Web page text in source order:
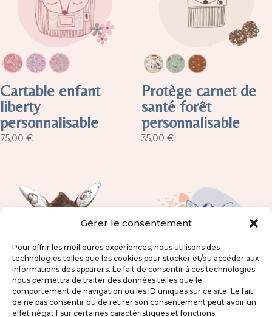
Gérer le consentement
Pour offrir les meilleures expériences, nous utilisons des
technologies telles que les cookies pour stocker et/ou accéder aux
informations des appareils. Le fait de consentir à ces technologies
nous permettra de traiter des données telles que le
comportement de navigation ou les ID uniques sur ce site. Le fait
de ne pas consentir ou de retirer son consentement peut avoir un
effet négatif sur certaines caractéristiques et fonctions.
Cartable enfant
liberty
personnalisable
75,00 €
Protège carnet de
santé forêt
personnalisable
35,00 €